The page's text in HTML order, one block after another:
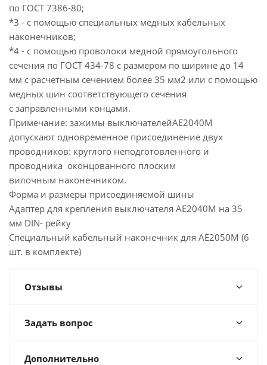
по ГОСТ 7386-80;
*3 - с помощью специальных медных кабельных
наконечников;
*4 - с помощью проволоки медной прямоугольного
сечения по ГОСТ 434-78 с размером по ширине до 14
мм с расчетным сечением более 35 мм2 или с помощью
медных шин соответствующего сечения
с заправленными концами.
Примечание: зажимы выключателейАЕ2040М
допускают одновременное присоединение двух
проводников: круглого неподготовленного и
проводника оконцованного плоским
вилочным наконечником.
Форма и размеры присоединяемой шины
Адаптер для крепления выключателя АЕ2040М на 35
мм DIN- рейку
Специальный кабельный наконечник для АЕ2050М (6
шт. в комплекте)
Отзывы
Задать вопрос
Дополнительно